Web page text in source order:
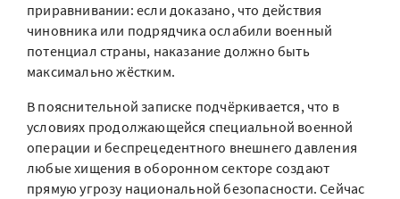
приравнивании: если доказано, что действия
чиновника или подрядчика ослабили военный
потенциал страны, наказание должно быть
максимально жёстким.
В пояснительной записке подчёркивается, что в
условиях продолжающейся специальной военной
операции и беспрецедентного внешнего давления
любые хищения в оборонном секторе создают
прямую угрозу национальной безопасности. Сейчас